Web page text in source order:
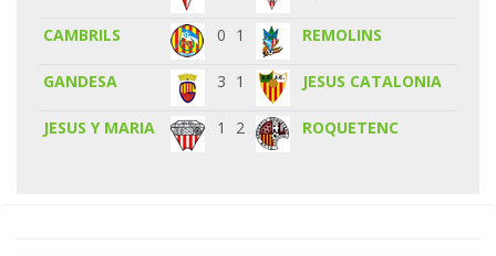
CAMBRILS 0 1 REMOLINS
GANDESA 3 1 JESUS CATALONIA
JESUS Y MARIA 1 2 ROQUETENC